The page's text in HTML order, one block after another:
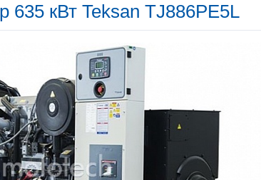
635 кВт Teksan TJ886PE5L